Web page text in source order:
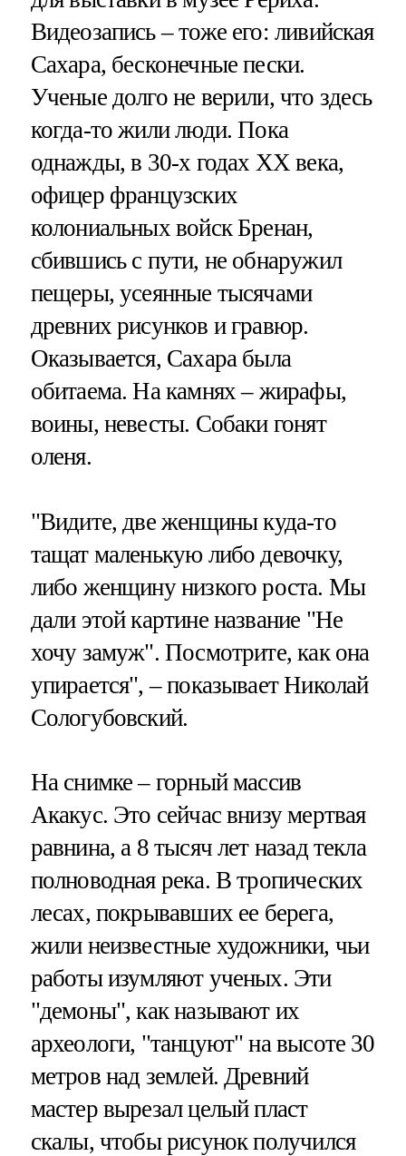
Видеозапись – тоже его: ливийская
Сахара, бесконечные пески.
Ученые долго не верили, что здесь
когда-то жили люди. Пока
однажды, в 30-х годах XX века,
офицер французских
колониальных войск Бренан,
сбившись с пути, не обнаружил
пещеры, усеянные тысячами
древних рисунков и гравюр.
Оказывается, Сахара была
обитаема. На камнях – жирафы,
воины, невесты. Собаки гонят
оленя.
"Видите, две женщины куда-то
тащат маленькую либо девочку,
либо женщину низкого роста. Мы
дали этой картине название "Не
хочу замуж". Посмотрите, как она
упирается", – показывает Николай
Сологубовский.
На снимке – горный массив
Акакус. Это сейчас внизу мертвая
равнина, а 8 тысяч лет назад текла
полноводная река. В тропических
лесах, покрывавших ее берега,
жили неизвестные художники, чьи
работы изумляют ученых. Эти
"демоны", как называют их
археологи, "танцуют" на высоте 30
метров над землей. Древний
мастер вырезал целый пласт
скалы, чтобы рисунок получился